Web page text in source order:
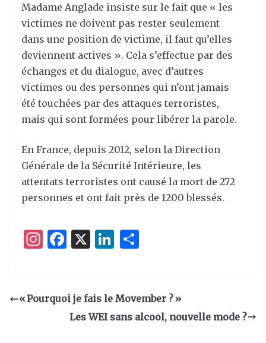
Madame Anglade insiste sur le fait que « les
victimes ne doivent pas rester seulement
dans une position de victime, il faut qu’elles
deviennent actives ». Cela s’effectue par des
échanges et du dialogue, avec d’autres
victimes ou des personnes qui n’ont jamais
été touchées par des attaques terroristes,
mais qui sont formées pour libérer la parole.
En France, depuis 2012, selon la Direction
Générale de la Sécurité Intérieure, les
attentats terroristes ont causé la mort de 272
personnes et ont fait près de 1200 blessés.
I
a
F
e
b
X
Li
e
dI
g
er
« Pourquoi je fais le Movember ? »
Les WEI sans alcool, nouvelle mode ?